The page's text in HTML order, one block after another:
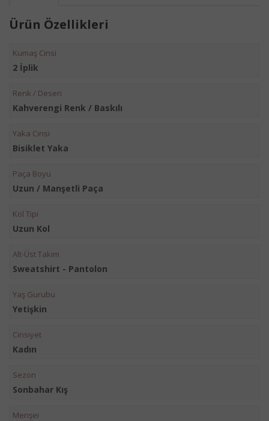
Ürün Özellikleri
Kumaş Cinsi
2 İplik
Renk / Desen
Kahverengi Renk / Baskılı
Yaka Cinsi
Bisiklet Yaka
Paça Boyu
Uzun / Manşetli Paça
Kol Tipi
Uzun Kol
Alt-Üst Takım
Sweatshirt - Pantolon
Yaş Gurubu
Yetişkin
Cinsiyet
Kadın
Sezon
Sonbahar Kış
Menşei